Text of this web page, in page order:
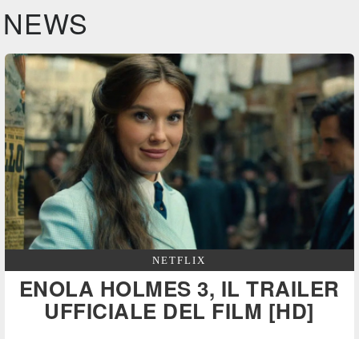
NEWS
NETFLIX
ENOLA HOLMES 3, IL TRAILER
UFFICIALE DEL FILM [HD]